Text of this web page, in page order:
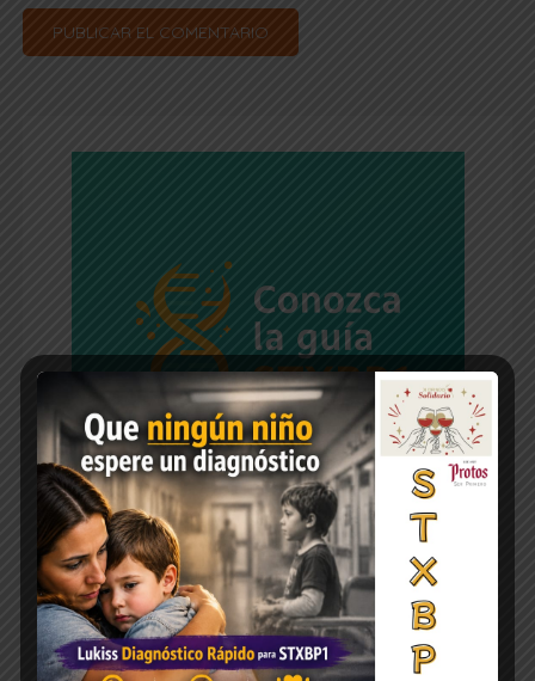
ÚLTIMAS NOTICIAS